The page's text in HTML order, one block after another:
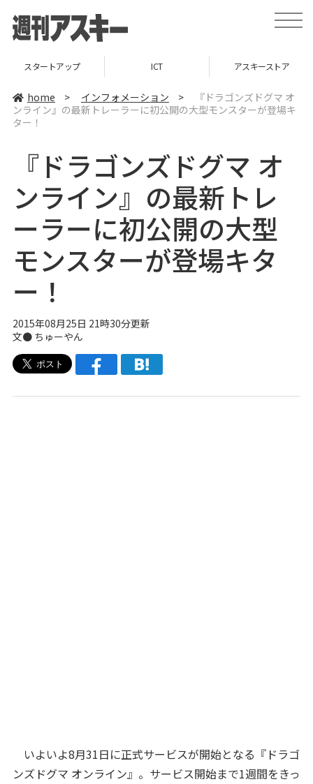
t
o
e
v
i
スタートアップ ICT アスキーストア
home > インフォメーション >
『ドラゴンズドグマ オ
ンライン』の最新トレーラーに初公開の大型モンスターが登場キ
ター！
『ドラゴンズドグマ オ
ンライン』の最新トレ
ーラーに初公開の大型
モンスターが登場キタ
ー！
2015年08月25日 21時30分更新
文● ちゅーやん
いよいよ8月31日に正式サービスが開始となる『ドラゴ
ンズドグマ オンライン』。サービス開始まで1週間をきっ